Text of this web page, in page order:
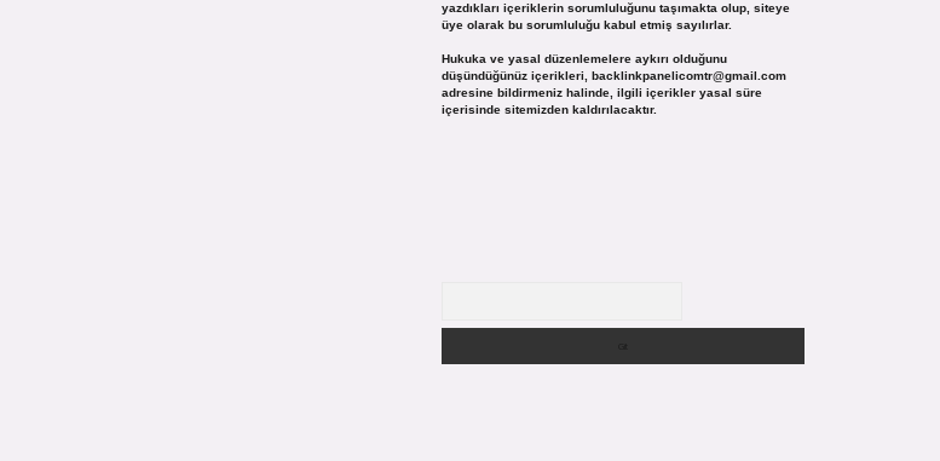
yazdıkları içeriklerin sorumluluğunu taşımakta olup, siteye
üye olarak bu sorumluluğu kabul etmiş sayılırlar.
Hukuka ve yasal düzenlemelere aykırı olduğunu
düşündüğünüz içerikleri, backlinkpanelicomtr@gmail.com
adresine bildirmeniz halinde, ilgili içerikler yasal süre
içerisinde sitemizden kaldırılacaktır.